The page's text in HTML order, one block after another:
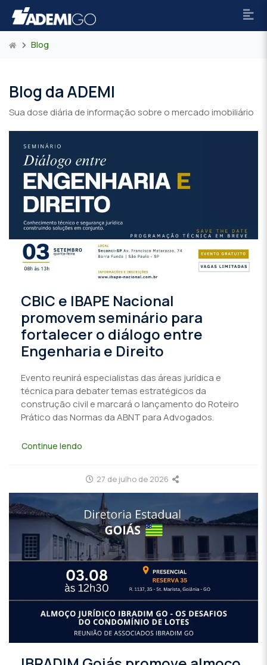
Blog
Blog da ADEMI
Sua dose diária de informação sobre o mercado imobiliário
CBIC e IBAPE Nacional
promovem seminário para
fortalecer o diálogo entre
Engenharia e Direito
Evento reunirá especialistas das áreas jurídica e
técnica para debater temas estratégicos da
construção civil e marcará o lançamento do Roteiro
Prático das Normas da ABNT para Advogados.
Continue lendo
27 de julho de 2026